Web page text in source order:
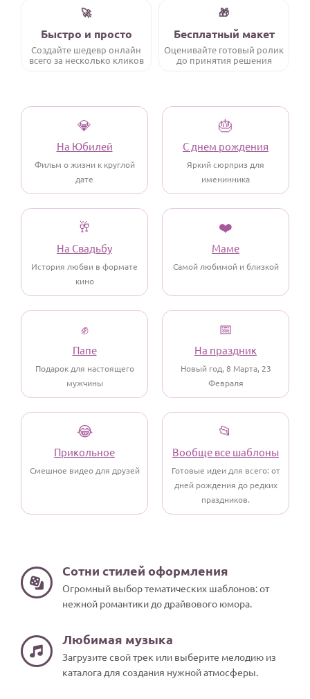
Папе
Детям
ПЕРСОНАЛЬНЫЕ
Пожелания
По именам
По годам
🚀
Быстро и просто
Создайте шедевр онлайн
всего за несколько кликов
🎁
Бесплатный макет
Оценивайте готовый ролик
до принятия решения
💎
На Юбилей
Фильм о жизни к круглой
дате
🎂
С днем рождения
Яркий сюрприз для
именинника
🥂
На Свадьбу
История любви в формате
кино
❤️
Маме
Самой любимой и близкой
✊
Папе
Подарок для настоящего
мужчины
📅
На праздник
Новый год, 8 Марта, 23
Февраля
😂
Прикольное
Смешное видео для друзей
📂
Вообще все шаблоны
Готовые идеи для всего: от
дней рождения до редких
праздников.
Сотни стилей оформления
Огромный выбор тематических шаблонов: от
нежной романтики до драйвового юмора.
Любимая музыка
Загрузите свой трек или выберите мелодию из
каталога для создания нужной атмосферы.